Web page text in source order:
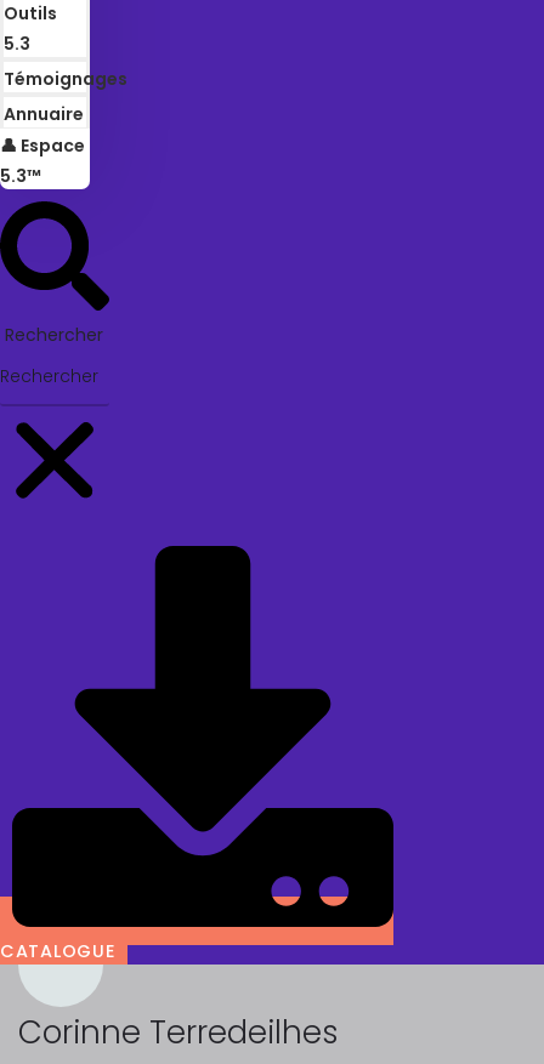
Outils
5.3
Témoignages
Annuaire
👤 Espace
5.3™
Rechercher
CATALOGUE
Corinne Terredeilhes